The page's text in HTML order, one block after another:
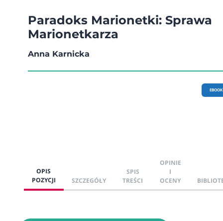
Paradoks Marionetki: Sprawa
Marionetkarza
Anna Karnicka
EBOOK
OPIS
POZYCJI
SZCZEGÓŁY
SPIS
TREŚCI
OPINIE
I
OCENY